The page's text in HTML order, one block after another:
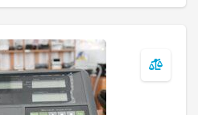
RS232 і метод струмового
CAS, Esit, Keli, Axis.